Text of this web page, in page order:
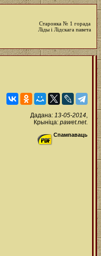
Старонка № 1 горада
Ліды і Лідскага павета
Дадана: 13-05-2014,
Крыніца: pawet.net.
Спампаваць